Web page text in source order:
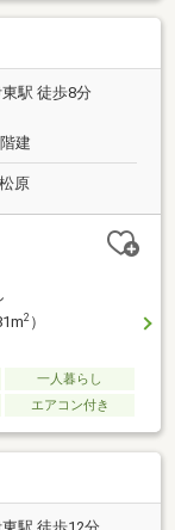
東駅 徒歩8分
建
原
2）
一人暮らし
エアコン付き